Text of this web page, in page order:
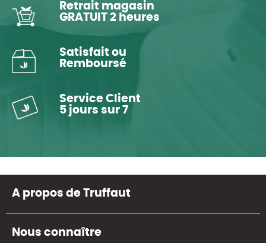
Retrait magasin
GRATUIT 2 heures
Satisfait ou
Remboursé
Service Client
5 jours sur 7
A propos de Truffaut
Nous connaître